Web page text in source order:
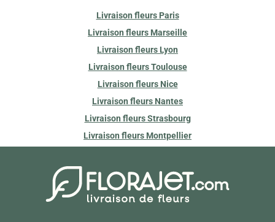
Livraison fleurs Paris
Livraison fleurs Marseille
Livraison fleurs Lyon
Livraison fleurs Toulouse
Livraison fleurs Nice
Livraison fleurs Nantes
Livraison fleurs Strasbourg
Livraison fleurs Montpellier